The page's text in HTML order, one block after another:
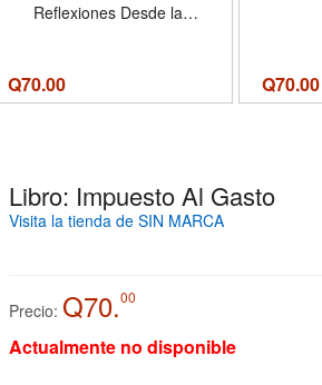
Reflexiones Desde la
Q70.00 Q70.00
Libro: Impuesto Al Gasto
Visita la tienda de SIN MARCA
Precio: Q70.00
Actualmente no disponible